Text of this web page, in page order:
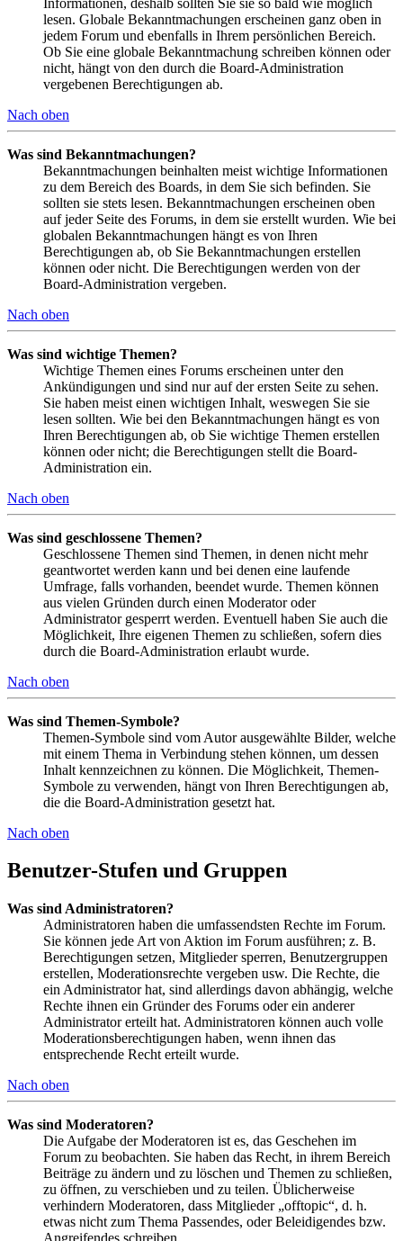
lesen. Globale Bekanntmachungen erscheinen ganz oben in
jedem Forum und ebenfalls in Ihrem persönlichen Bereich.
Ob Sie eine globale Bekanntmachung schreiben können oder
nicht, hängt von den durch die Board-Administration
vergebenen Berechtigungen ab.
Nach oben
Was sind Bekanntmachungen?
Bekanntmachungen beinhalten meist wichtige Informationen
zu dem Bereich des Boards, in dem Sie sich befinden. Sie
sollten sie stets lesen. Bekanntmachungen erscheinen oben
auf jeder Seite des Forums, in dem sie erstellt wurden. Wie bei
globalen Bekanntmachungen hängt es von Ihren
Berechtigungen ab, ob Sie Bekanntmachungen erstellen
können oder nicht. Die Berechtigungen werden von der
Board-Administration vergeben.
Nach oben
Was sind wichtige Themen?
Wichtige Themen eines Forums erscheinen unter den
Ankündigungen und sind nur auf der ersten Seite zu sehen.
Sie haben meist einen wichtigen Inhalt, weswegen Sie sie
lesen sollten. Wie bei den Bekanntmachungen hängt es von
Ihren Berechtigungen ab, ob Sie wichtige Themen erstellen
können oder nicht; die Berechtigungen stellt die Board-
Administration ein.
Nach oben
Was sind geschlossene Themen?
Geschlossene Themen sind Themen, in denen nicht mehr
geantwortet werden kann und bei denen eine laufende
Umfrage, falls vorhanden, beendet wurde. Themen können
aus vielen Gründen durch einen Moderator oder
Administrator gesperrt werden. Eventuell haben Sie auch die
Möglichkeit, Ihre eigenen Themen zu schließen, sofern dies
durch die Board-Administration erlaubt wurde.
Nach oben
Was sind Themen-Symbole?
Themen-Symbole sind vom Autor ausgewählte Bilder, welche
mit einem Thema in Verbindung stehen können, um dessen
Inhalt kennzeichnen zu können. Die Möglichkeit, Themen-
Symbole zu verwenden, hängt von Ihren Berechtigungen ab,
die die Board-Administration gesetzt hat.
Nach oben
Benutzer-Stufen und Gruppen
Was sind Administratoren?
Administratoren haben die umfassendsten Rechte im Forum.
Sie können jede Art von Aktion im Forum ausführen; z. B.
Berechtigungen setzen, Mitglieder sperren, Benutzergruppen
erstellen, Moderationsrechte vergeben usw. Die Rechte, die
ein Administrator hat, sind allerdings davon abhängig, welche
Rechte ihnen ein Gründer des Forums oder ein anderer
Administrator erteilt hat. Administratoren können auch volle
Moderationsberechtigungen haben, wenn ihnen das
entsprechende Recht erteilt wurde.
Nach oben
Was sind Moderatoren?
Die Aufgabe der Moderatoren ist es, das Geschehen im
Forum zu beobachten. Sie haben das Recht, in ihrem Bereich
Beiträge zu ändern und zu löschen und Themen zu schließen,
zu öffnen, zu verschieben und zu teilen. Üblicherweise
verhindern Moderatoren, dass Mitglieder „offtopic“, d. h.
etwas nicht zum Thema Passendes, oder Beleidigendes bzw.